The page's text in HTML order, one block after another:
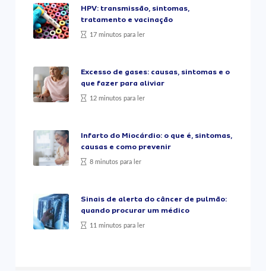
HPV: transmissão, sintomas,
tratamento e vacinação
17 minutos para ler
Excesso de gases: causas, sintomas e o
que fazer para aliviar
12 minutos para ler
Infarto do Miocárdio: o que é, sintomas,
causas e como prevenir
8 minutos para ler
Sinais de alerta do câncer de pulmão:
quando procurar um médico
11 minutos para ler